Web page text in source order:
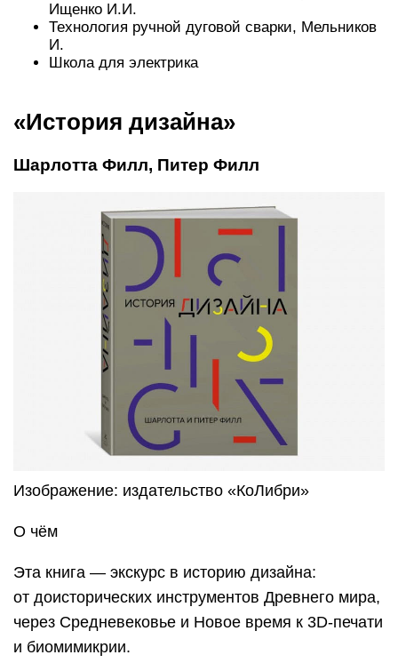
Ищенко И.И.
Технология ручной дуговой сварки, Мельников
И.
Школа для электрика
«История дизайна»
Шарлотта Филл, Питер Филл
Изображение: издательство «КоЛибри»
О чём
Эта книга — экскурс в историю дизайна:
от доисторических инструментов Древнего мира,
через Средневековье и Новое время к 3D-печати
и биомимикрии.